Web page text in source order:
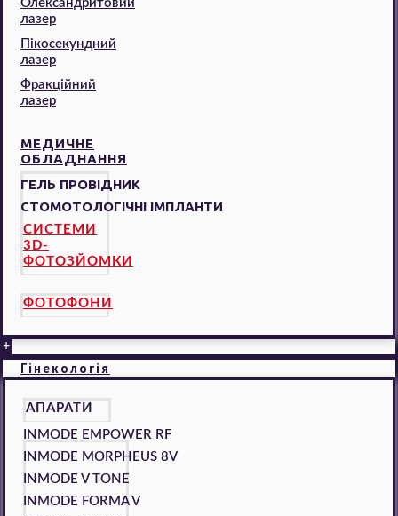
Олександритовий
лазер
Пікосекундний
лазер
Фракційний
лазер
МЕДИЧНЕ
ОБЛАДНАННЯ
ГЕЛЬ ПРОВІДНИК
СТОМОТОЛОГІЧНІ ІМПЛАНТИ
СИСТЕМИ
3D-
ФОТОЗЙОМКИ
ФОТОФОНИ
+
Гінекологія
АПАРАТИ
INMODE EMPOWER RF
INMODE MORPHEUS 8V
INMODE V TONE
INMODE FORMA V